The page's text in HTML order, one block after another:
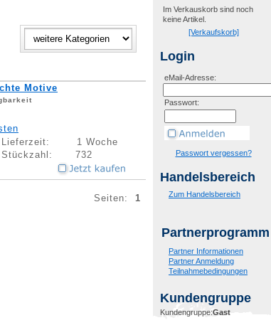
Motive
Lieferzeit:
1 Woche
Stückzahl:
732
Seiten: 1
Im Verkauskorb sind noch
keine Artikel.
[Verkaufskorb]
Login
eMail-Adresse:
Passwort:
Passwort vergessen?
Handelsbereich
Zum Handelsbereich
Partnerprogramm
Partner Informationen
Partner Anmeldung
Teilnahmebedingungen
Kundengruppe
Kundengruppe:Gast